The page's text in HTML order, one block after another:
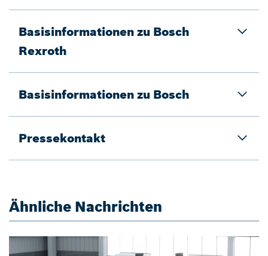
Basisinformationen zu Bosch
Rexroth
Basisinformationen zu Bosch
Pressekontakt
Ähnliche Nachrichten